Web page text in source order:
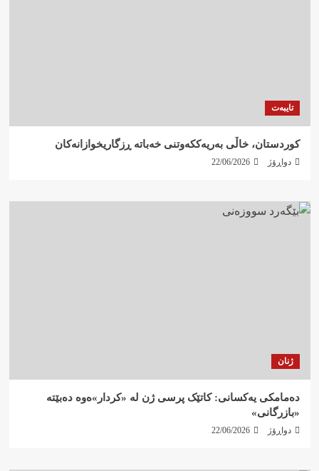
تایبەت
کوردستان، خاڵی بەریەککەوتنی خەباتە ڕزگاریخوازانەکان
دواڕۆژ 22/06/2026
ژنان
دەمامکی یەکسانی: کاتێک پرسی ژن لە «کردار»ەوە دەبێتە
«بازرگانی»
دواڕۆژ 22/06/2026